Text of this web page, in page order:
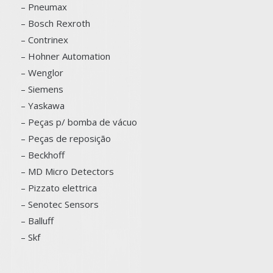
– Pneumax
– Bosch Rexroth
– Contrinex
– Hohner Automation
– Wenglor
– Siemens
– Yaskawa
– Peças p/ bomba de vácuo
– Peças de reposição
– Beckhoff
– MD Micro Detectors
– Pizzato elettrica
– Senotec Sensors
– Balluff
– Skf